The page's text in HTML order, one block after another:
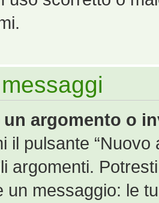
un argomento o
il pulsante
argomenti.
un messaggio: le